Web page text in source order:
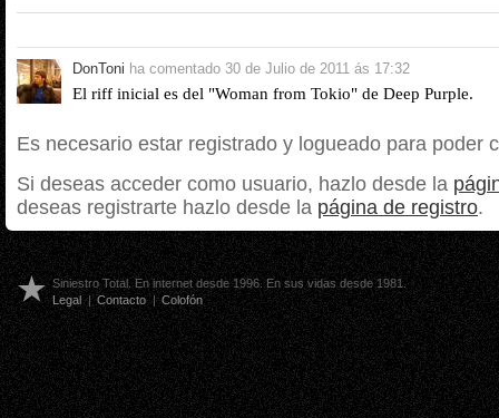
DonToni ha comentado 30 de Julio de 2011 ás 17:32
El riff inicial es del "Woman from Tokio" de Deep Purple.
Es necesario estar registrado y logueado para poder
Si deseas acceder como usuario, hazlo desde la
deseas registrarte hazlo desde la página de registro.
Siniestro Total. En internet desde 1996. En sus vidas desde 1981.
Legal
Contacto Colofón